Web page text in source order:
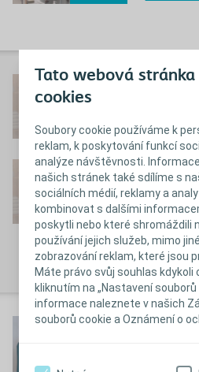
Tato webová
cookies
Soubory cookie používáme k
reklam, k poskytování funkcí
analýze návštěvnosti.
našich stránek také sdílíme s
sociálních médií, reklamy a
kombinovat s dalšími
poskytli nebo které shromáždili
používání jejich služeb, mimo
zobrazování reklam, které jsou
Máte právo svůj souhlas kdykoli
kliknutím na „Nastavení souborů
informace naleznete v našich
souborů cookie a Oznámení o
Přehrát
návod
vozíčku
Přehrát